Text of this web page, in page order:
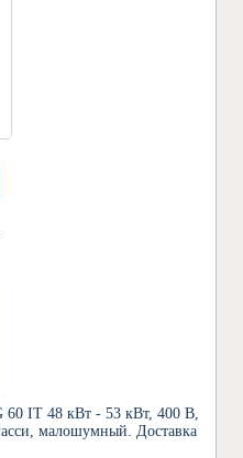
60 IT 48 кВт - 53 кВт, 400 В,
малошумный. Доставка